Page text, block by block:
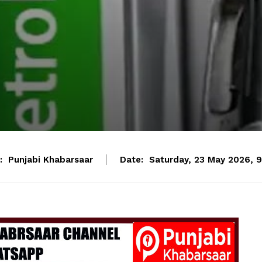
Punjabi Khabarsaar Date: Saturday, 23 May 2026,